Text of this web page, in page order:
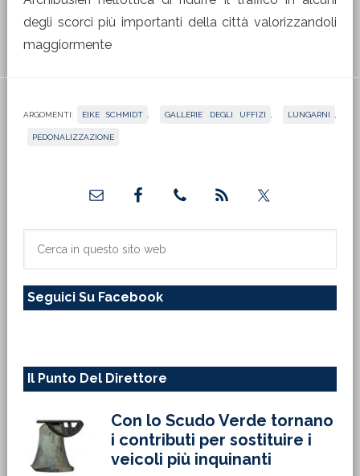
degli scorci più importanti della città valorizzandoli
maggiormente
ARGOMENTI: EIKE SCHMIDT GALLERIE DEGLI UFFIZI LUNGARNI
PEDONALIZZAZIONE
primaria
sito
Seguici Su Facebook
Il Punto Del Direttore
Con lo Scudo Verde tornano
i contributi per sostituire i
veicoli più inquinanti